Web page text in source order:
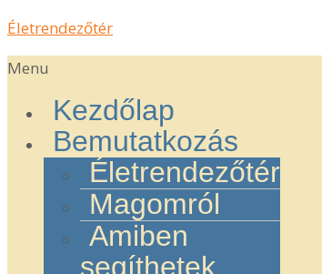
Életrendezőtér
Menu
Kezdőlap
Bemutatkozás
Életrendezőtér
Magomról
Amiben
segíthetek…